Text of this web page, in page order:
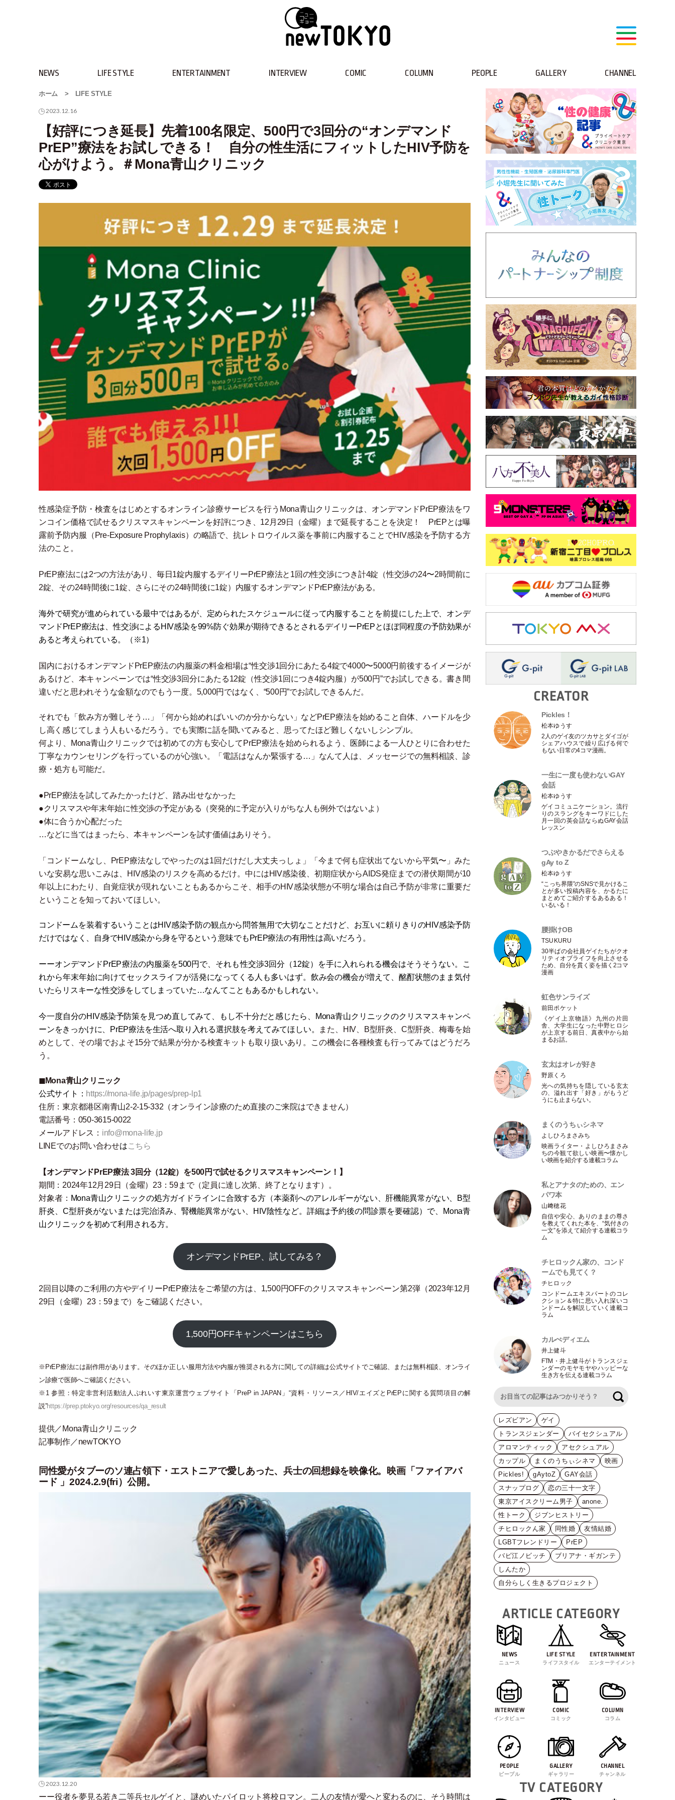
NEWS LIFE STYLE ENTERTAINMENT INTERVIEW COMIC COLUMN PEOPLE GALLERY CHANNEL
ホーム > LIFE STYLE
2023.12.16
【好評につき延長】先着100名限定、500円で3回分の“オンデマンド
PrEP”療法をお試しできる！ 自分の性生活にフィットしたHIV予防を
心がけよう。＃Mona青山クリニック
性感染症予防・ 検査をはじめとするオンライン診療サービスを行うMona青山クリニックは、オンデマンドPrEP療法をワ
ンコイン価格で試せるクリスマスキャンペーンを好評につき、12月29日
（金曜）
まで延長することを決定！ PrEPとは曝
露前予防内服 （ Pre-Exposure Prophylaxis） の略語で、抗レトロウイルス薬を事前に内服することでHIV感染を予防する方
法のこと。
PrEP療法には2つの方法があり、毎日1錠内服するデイリーPrEP療法と1回の性交渉につき計4錠 （性交渉の24〜2時間前に
2錠、その24時間後に1錠、さらにその24時間後に1錠） 内服するオンデマンドPrEP療法がある。
海外で研究が進められている最中ではあるが、定められたスケジュールに従って内服することを前提にした上で、オンデ
マンドPrEP療法は、性交渉によるHIV感染を99%防ぐ効果が期待できるとされるデイリーPrEPとほぼ同程度の予防効果が
あると考えられている。
（ ※1）
国内におけるオンデマンドPrEP療法の内服薬の料金相場は“性交渉1回分にあたる4錠で4000〜5000円前後するイメージが
あるけど、本キャンペーンでは“性交渉3回分にあたる12錠 （性交渉1回につき4錠内服 ） が500円”でお試しできる。書き間
違いだと思われそうな金額なのでもう一度。5,000円ではなく、“500円”でお試しできるんだ。
それでも 「飲み方が難しそう… 」 「何から始めればいいのか分からない 」 などPrEP療法を始めること自体、ハードルを少
し高く感じてしまう人もいるだろう。でも実際に話を聞いてみると、思ってたほど難しくないしシンプル。
何より、Mona青山クリニックでは初めての方も安心してPrEP療法を始められるよう、
医師による一人ひとりに合わせた
丁寧なカウンセリングを行っているのが心強い。
「 電話はなんか緊張する… 」 なんて人は、メッセージでの無料相談、診
療 ・処方も可能だ。
●PrEP療法を試してみたかったけど、踏み出せなかった
●クリスマスや年末年始に性交渉の予定がある （突発的に予定が入りがちな人も例外ではないよ ）
●体に合うか心配だった
…などに当てはまったら、本キャンペーンを試す価値はありそう。
「 コンドームなし、PrEP療法なしでやったのは1回だけだし大丈夫っしょ 」 「 今まで何も症状出てないから平気〜 」みた
いな安易な思いこみは、HIV感染のリスクを高めるだけ。中にはHIV感染後、初期症状からAIDS発症までの潜伏期間が10
年以上にわたり、自覚症状が現れないこともあるからこそ、相手のHIV感染状態が不明な場合は自己予防が非常に重要だ
ということを知っておいてほしい。
コンドームを装着するいうことはHIV感染予防の観点から問答無用で大切なことだけど、お互いに頼りきりのHIV感染予防
だけではなく、自身でHIV感染から身を守るという意味でもPrEP療法の有用性は高いだろう。
ーーオンデマンドPrEP療法の内服薬を500円で、それも性交渉3回分 （12錠）
を手に入れられる機会はそうそうない。こ
れから年末年始に向けてセックスライフが活発になってくる人も多いはず。飲み会の機会が増えて、酩酊状態のまま気付
いたらリスキーな性交渉をしてしまっていた…なんてこともあるかもしれない。
今一度自分のHIV感染予防策を見つめ直してみて、もし不十分だと感じたら、Mona青山クリニックのクリスマスキャンペ
ーンをきっかけに、PrEP療法を生活へ取り入れる選択肢を考えてみてほしい。
また、HIV、B型肝炎、C型肝炎、梅毒を始
めとして、その場でおよそ15分で結果が分かる検査キットも取り扱いあり。この機会に各種検査も行ってみてはどうだろ
う。
◼︎Mona青山クリニック
公式サイト： https://mona-life.jp/pages/prep-lp1
住所：東京都港区南青山2-2-15-332 （オンライン診療のため直接のご来院はできません）
電話番号：050-3615-0022
メールアドレス： info@mona-life.jp
LINEでのお問い合わせはこちら
【オンデマンドPrEP療法 3回分（12錠） を500円で試せるクリスマスキャンペーン！】
期間：2024年12月29日
（金曜） 23：59まで（定員に達し次第、終了となります）
。
対象者： Mona青山クリニックの処方ガイドラインに合致する方 （本薬剤へのアレルギーがない、肝機能異常がない、B型
肝炎、C型肝炎がないまたは完治済み、腎機能異常がない、HIV陰性など。詳細は予約後の問診票を要確認） で、Mona青
山クリニックを初めて利用される方。
オンデマンドPrEP、試してみる？
2回目以降のご利用の方やデイリーPrEP療法をご希望の方は、1,500円OFFのクリスマスキャンペーン第2弾（2023年12月
29日
（金曜） 23：59まで） をご確認ください。
1,500円OFFキャンペーンはこちら
※PrEP療法には副作用があります。そのほか正しい服用方法や内服が推奨される方に関しての詳細は公式サイトでご確認、または無料相談、オンライ
ン診療で医師へご確認ください。
※1 参照：特定非営利活動法人ぷれいす東京運営ウェブサイト
「 PreP in JAPAN 」 “資料 ・ リソース／HIV/エイズとPrEPに関する質問項目の解
説”https://prep.ptokyo.org/resources/qa_result
提供／Mona青山クリニック
記事制作／newTOKYO
同性愛がタブーのソ連占領下・エストニアで愛しあった、兵士の回想録を映像化。映画「ファイアバ
ード 」2024.2.9(fri）公開。
2023.12.20
ーー役者を夢見る若き二等兵セルゲイと、謎めいたパイロット将校ロマン。二人の友情が愛へと変わるのに、そう時間は
CREATOR
Pickles！
松本ゆうす
2人のゲイ友のツカサとダイゴが
シェアハウスで繰り広げる何で
もない日常の4コマ漫画。
一生に一度も使わないGAY
会話
松本ゆうす
ゲイコミュニケーション。流行
りのスラングをキーワドにした
月一回の英会話ならぬGAY会話
レッスン
つぶやきかるだでさらえる
gAy to Z
松本ゆうす
“こっち界隈”のSNSで見かけるこ
とが多い投稿内容を、かるたに
まとめてご紹介するあるある！
いるいる！
腰掛けOB
TSUKURU
30半ばの会社員ゲイたちがクオ
リティオブライフを向上させる
ため、自分を貫く姿を描く2コマ
漫画
虹色サンライズ
前田ポケット
《ゲイ上京物語》九州の片田
舎、大学生になった中野ヒロシ
が上京する前日、真夜中から始
まるお話。
玄太はオレが好き
野原くろ
光への気持ちを隠している玄太
の、溢れ出す 「好き 」がもうど
うにも止まらない。
まくのうちぃシネマ
よしひろまさみち
映画ライター ・ よしひろまさみ
ちの今観て欲しい映画〜懐かし
い映画を紹介する連載コラム
私とアナタのための、エン
パワ本
山﨑穂花
自信や安心、ありのままの尊さ
を教えてくれた本を、“気付きの
一文”を添えて紹介する連載コラ
ム
チヒロックん家の、コンド
ームでも見てく？
チヒロック
コンドームエキスパートのコレ
クション＆特に思い入れ深いコ
ンドームを解説していく連載コ
ラム
カルぺディエム
井上健斗
FTM ・井上健斗がトランスジェ
ンダーのモヤモヤやハッピーな
生き方を伝える連載コラム
レズビアン
ゲイ
トランスジェンダー
バイセクシュアル
アロマンティック
アセクシュアル
カップル
まくのうちぃシネマ
映画
Pickles!
gAytoZ
GAY会話
スナップログ
恋の三十一文字
東京アイスクリーム男子
anone.
性トーク
ジブンヒストリー
チヒロックん家
同性婚
友情結婚
LGBTフレンドリー
PrEP
バビ江ノビッチ
ブリアナ・ギガンテ
しんたか
自分らしく生きるプロジェクト
ARTICLE CATEGORY
NEWS
ニュース
LIFE STYLE
ライフスタイル
ENTERTAINMENT
エンターテイメント
INTERVIEW
インタビュー
COMIC
コミック
COLUMN
コラム
PEOPLE
ピープル
GALLERY
ギャラリー
CHANNEL
チャンネル
TV CATEGORY